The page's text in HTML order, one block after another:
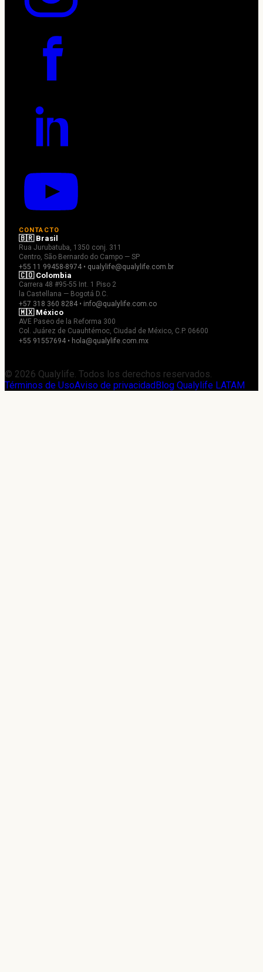
CONTACTO
🇧🇷 Brasil
Rua Jurubatuba, 1350 conj. 311
Centro, São Bernardo do Campo — SP
+55 11 99458-8974 • qualylife@qualylife.com.br
🇨🇴 Colombia
Carrera 48 #95-55 Int. 1 Piso 2
la Castellana — Bogotá D.C.
+57 318 360 8284 • info@qualylife.com.co
🇲🇽 México
AVE Paseo de la Reforma 300
Col. Juárez de Cuauhtémoc, Ciudad de México, C.P. 06600
+55 91557694 • hola@qualylife.com.mx
© 2026 Qualylife. Todos los derechos reservados.
Términos de UsoAviso de privacidad Blog Qualylife LATAM